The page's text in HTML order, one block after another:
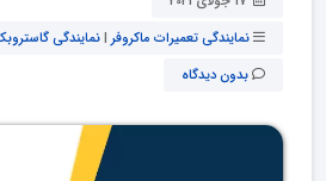
نمایندگی تعمیرات ماکروفر |نمایندگی
بدون دیدگاه